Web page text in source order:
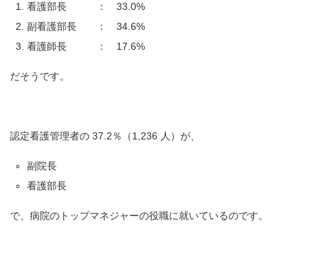
看護部長 ： 33.0%
副看護部長 ： 34.6%
看護師長 ： 17.6%
だそうです。
認定看護管理者の 37.2％（1,236 人）が、
副院長
看護部長
で、病院のトップマネジャーの役職に就いているのです。